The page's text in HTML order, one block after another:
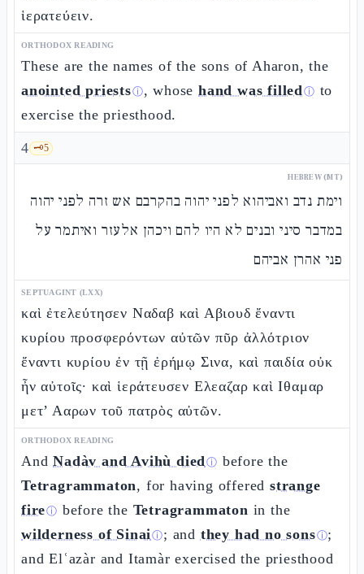
ἱερατεύειν.
ORTHODOX READING
These are the names of the sons of Aharon, the
anointed priestsⓘ, whosehand was filledⓘ to
exercise the priesthood.
4 🗝️5
HEBREW (MT)
וימת נדב ואביהוא לפני יהוה בהקרבם אש זרה לפני יהוה
במדבר סיני ובנים לא היו להם ויכהן אלעזר ואיתמר על
פני אהרן אביהם
SEPTUAGINT (LXX)
καὶ ἐτελεύτησεν Ναδαβ καὶ Αβιουδ ἔναντι
κυρίου προσφερόντων αὐτῶν πῦρ ἀλλότριον
ἔναντι κυρίου ἐν τῇ ἐρήμῳ Σινα, καὶ παιδία οὐκ
ἦν αὐτοῖς· καὶ ἱεράτευσεν Ελεαζαρ καὶ Ιθαμαρ
μετ’ Ααρων τοῦ πατρὸς αὐτῶν.
ORTHODOX READING
AndNadàv and Avihù diedⓘ before the
Tetragrammaton, for having offeredstrange
fireⓘ before the Tetragrammaton in the
wilderness of Sinaiⓘ; and they had no sonsⓘ;
and Elʿazàr and Itamàr exercised the priesthood